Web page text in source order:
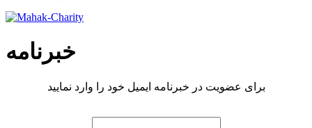
خبرنامه
برای عضویت در خبرنامه ایمیل خود را وارد نمایید